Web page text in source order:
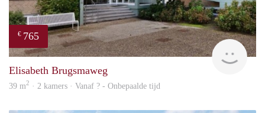
€ 765
Elisabeth Brugsmaweg
39 m2 · 2 kamers · Vanaf ? - Onbepaalde tijd